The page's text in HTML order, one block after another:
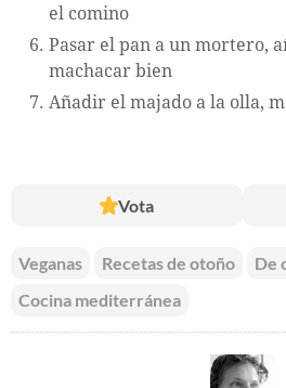
el comino
Pasar el pan a un mortero,
machacar bien
Añadir el majado a la olla,
Vota
Veganas Recetas de otoño
De
Cocina mediterránea